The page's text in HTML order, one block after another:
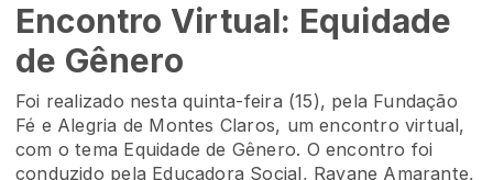
Encontro Virtual: Equidade
de Gênero
Foi realizado nesta quinta-feira (15), pela Fundação
Fé e Alegria de Montes Claros, um encontro virtual,
com o tema Equidade de Gênero. O encontro foi
conduzido pela Educadora Social, Rayane Amarante,